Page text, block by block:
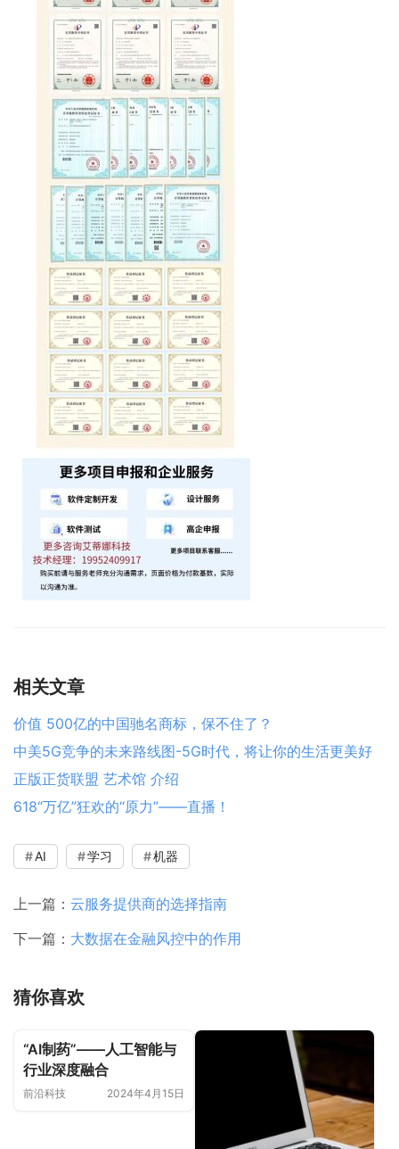
相关文章
价值 500亿的中国驰名商标，保不住了？
中美5G竞争的未来路线图-5G时代，将让你的生活更美好
正版正货联盟 艺术馆 介绍
618“万亿”狂欢的“原力”——直播！
AI 学习 机器
上一篇： 云服务提供商的选择指南
下一篇： 大数据在金融风控中的作用
猜你喜欢
“AI制药”——人工智能与
行业深度融合
前沿科技 2024年4月15日